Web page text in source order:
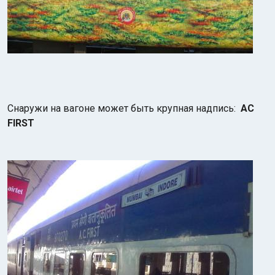
Снаружи на вагоне может быть крупная надпись: AC
FIRST